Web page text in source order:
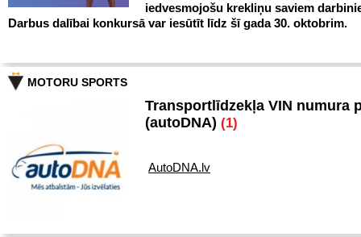
iedvesmojošu krekliņu saviem
Darbus dalībai konkursā var iesūtīt līdz šī gada 30. oktobrim.
MOTORU SPORTS
Transportlīdzekļa VIN numura
(autoDNA) (1)
AutoDNA.lv